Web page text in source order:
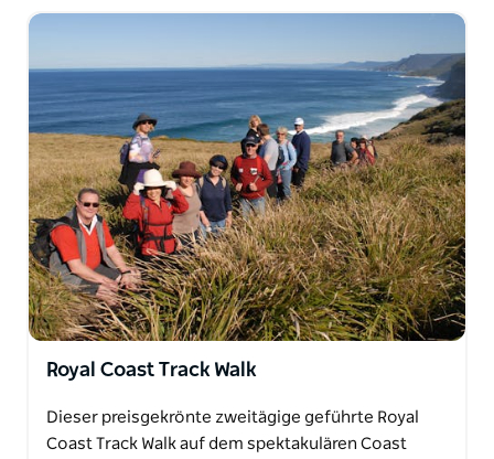
Royal Coast Track Walk
Dieser preisgekrönte zweitägige geführte Royal
Coast Track Walk auf dem spektakulären Coast